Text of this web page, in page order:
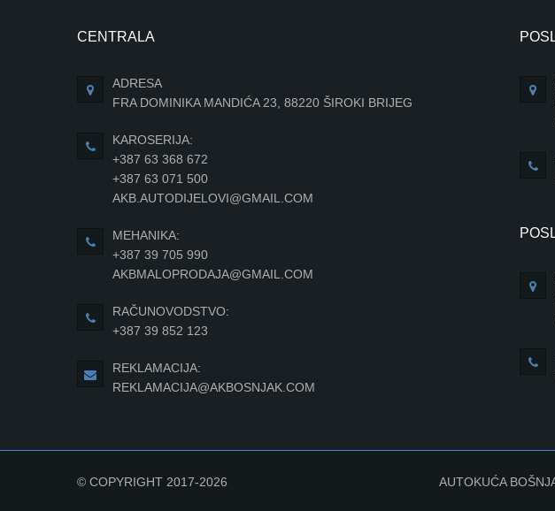
CENTRALA
ADRESA
FRA DOMINIKA MANDIĆA 23, 88220 ŠIROKI BRIJEG
KAROSERIJA:
+387 63 368 672
+387 63 071 500
AKB.AUTODIJELOVI@GMAIL.COM
MEHANIKA:
+387 39 705 990
AKBMALOPRODAJA@GMAIL.COM
RAČUNOVODSTVO:
+387 39 852 123
REKLAMACIJA:
REKLAMACIJA@AKBOSNJAK.COM
© COPYRIGHT 2017-2026 AUTOKUĆA